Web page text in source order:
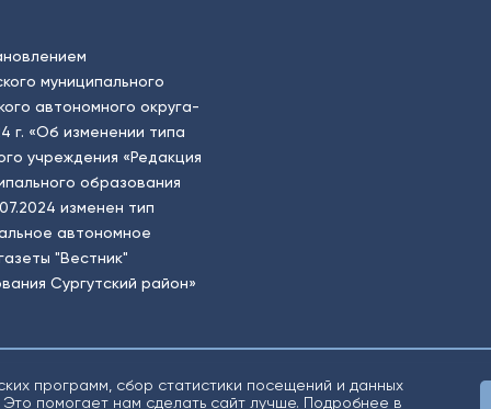
муниципального
автономного округа-
г. «Об изменении типа
учреждения «Редакция
образования
изменен тип
автономное
"Вестник"
Сургутский район»
программ, сбор статистики посещений и данных
помогает нам сделать сайт лучше. Подробнее в